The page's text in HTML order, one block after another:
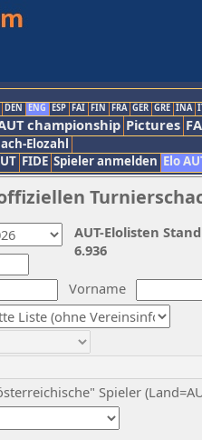
DEN ENG ESP FAI FIN FRA GER GRE INA
championship Pictures
Elozahl
FIDE Spieler anmelden Elo
Vorname
Spieler
AUT-Elolisten
6.936